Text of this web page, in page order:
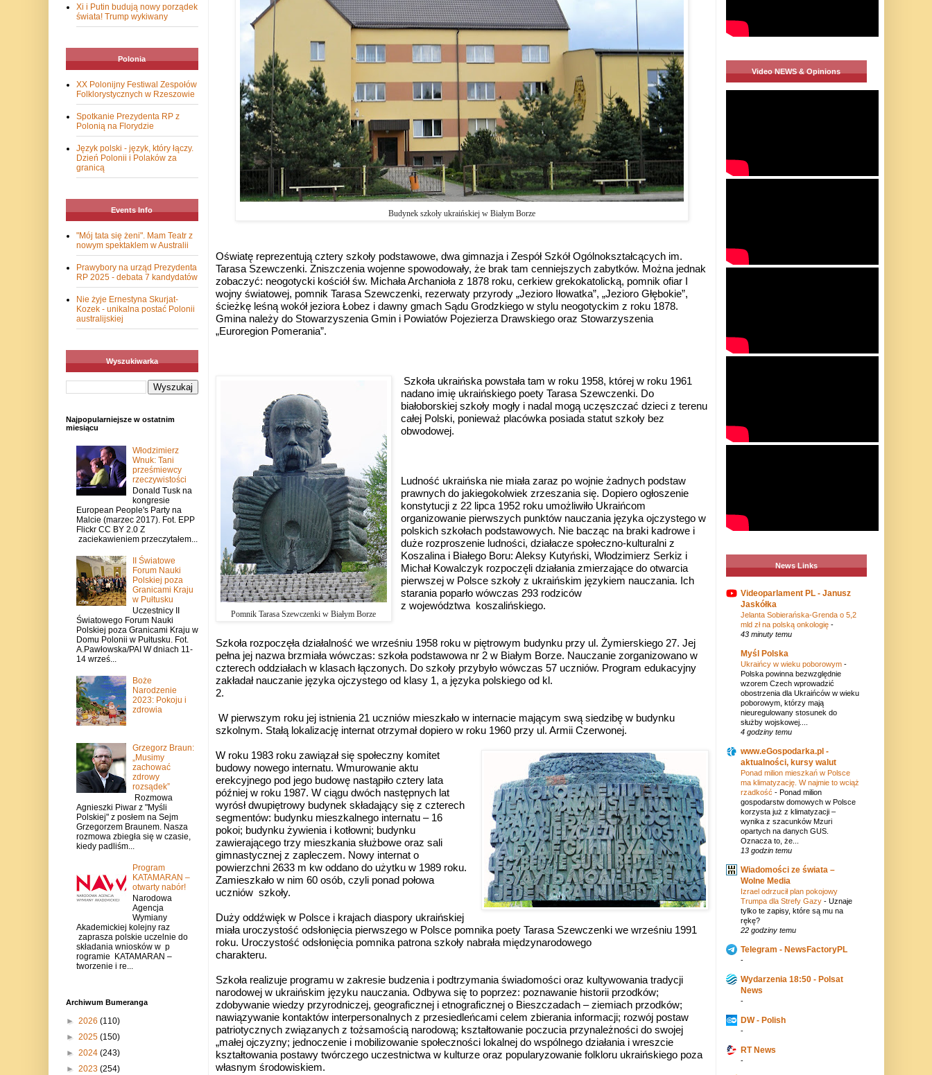
Budynek szkoły ukraińskiej w Białym Borze
Oświatę reprezentują cztery szkoły podstawowe, dwa gimnazja i Zespół Szkół Ogólnokształcących im.
Tarasa Szewczenki. Zniszczenia wojenne spowodowały, że brak tam cenniejszych zabytków. Można jednak
zobaczyć: neogotycki kościół św. Michała Archaniołaz 1878 roku, cerkiew grekokatolicką, pomnik ofiar I
wojny światowej, pomnik Tarasa Szewczenki, rezerwaty przyrody „Jezioro Iłowatka”, „Jezioro Głębokie”,
ścieżkę leśną wokół jeziora Łobez i dawny gmach Sądu Grodzkiego w stylu neogotyckim z roku 1878.
Gmina należy do Stowarzyszenia Gmin i Powiatów Pojezierza Drawskiegooraz Stowarzyszenia
„Euroregion Pomerania”.
Pomnik Tarasa Szewczenki w Białym Borze
Szkoła ukraińska powstała tam w roku 1958, której w roku 1961
nadano imię ukraińskiego poety Tarasa Szewczenki. Do
białoborskiej szkoły mogły i nadal mogą uczęszczać dzieci z terenu
całej Polski, ponieważ placówka posiada statut szkoły bez
obwodowej.
Ludność ukraińska nie miała zaraz po wojnie żadnych podstaw
prawnych do jakiegokolwiek zrzeszania się. Dopiero ogłoszenie
konstytucji z 22 lipca 1952 roku umożliwiło Ukraińcom
organizowanie pierwszych punktów nauczania języka ojczystego w
polskich szkołach podstawowych. Nie bacząc na braki kadrowe i
duże rozproszenie ludności, działacze społeczno-kulturalni z
Koszalina i Białego Boru: Aleksy Kutyński, Włodzimierz Serkiz i
Michał Kowalczyk rozpoczęli działania zmierzające do otwarcia
pierwszej w Polsce szkoły z ukraińskim językiem nauczania. Ich
starania poparło wówczas 293 rodziców
z województwa koszalińskiego.
Szkoła rozpoczęła działalność we wrześniu 1958 roku w piętrowym budynku przy ul. Żymierskiego 27. Jej
pełna jej nazwa brzmiała wówczas: szkoła podstawowa nr 2 w Białym Borze. Nauczanie zorganizowano w
czterech oddziałach w klasach łączonych. Do szkoły przybyło wówczas 57 uczniów. Program edukacyjny
zakładał nauczanie języka ojczystego od klasy 1, a języka polskiego od kl.
2.
W pierwszym roku jej istnienia 21 uczniów mieszkało w internacie mającym swą siedzibę w budynku
szkolnym. Stałą lokalizację internat otrzymał dopiero w roku 1960 przy ul. Armii Czerwonej.
W roku 1983 roku zawiązał się społeczny komitet
budowy nowego internatu. Wmurowanie aktu
erekcyjnego pod jego budowę nastąpiło cztery lata
później w roku 1987. W ciągu dwóch następnych lat
wyrósł dwupiętrowy budynek składający się z czterech
segmentów: budynku mieszkalnego internatu – 16
pokoi; budynku żywienia i kotłowni; budynku
zawierającego trzy mieszkania służbowe oraz sali
gimnastycznej z zapleczem. Nowy internat o
powierzchni 2633 m kw oddano do użytku w 1989 roku.
Zamieszkało w nim 60 osób, czyli ponad połowa
uczniów szkoły.
Duży oddźwięk w Polsce i krajach diaspory ukraińskiej
miała uroczystość odsłonięcia pierwszego w Polsce pomnika poety Tarasa Szewczenki we wrześniu 1991
roku. Uroczystość odsłonięcia pomnika patrona szkoły nabrała międzynarodowego
charakteru.
Szkoła realizuje programu w zakresie budzenia i podtrzymania świadomości oraz kultywowania tradycji
narodowej w ukraińskim języku nauczania. Odbywa się to poprzez: poznawanie historii przodków;
zdobywanie wiedzy przyrodniczej, geograficznej i etnograficznej o Bieszczadach – ziemiach przodków;
nawiązywanie kontaktów interpersonalnych z przesiedleńcami celem zbierania informacji; rozwój postaw
patriotycznych związanych z tożsamością narodową; kształtowanie poczucia przynależności do swojej
„małej ojczyzny; jednoczenie i mobilizowanie społeczności lokalnej do wspólnego działania i wreszcie
kształtowania postawy twórczego uczestnictwa w kulturze oraz popularyzowanie folkloru ukraińskiego poza
własnym środowiskiem.
Xi i Putin budują nowy porządek
świata! Trump wykiwany
Polonia
XX Polonijny Festiwal Zespołów
Folklorystycznych w Rzeszowie
Spotkanie Prezydenta RP z
Polonią na Florydzie
Język polski - język, który łączy.
Dzień Polonii i Polaków za
granicą
Events Info
"Mój tata się żeni". Mam Teatr z
nowym spektaklem w Australii
Prawybory na urząd Prezydenta
RP 2025 - debata 7 kandydatów
Nie żyje Ernestyna Skurjat-
Kozek - unikalna postać Polonii
australijskiej
Wyszukiwarka
Najpopularniejsze w ostatnim
miesiącu
Włodzimierz
Wnuk: Tani
prześmiewcy
rzeczywistości
Donald Tusk na
kongresie
European People's Party na
Malcie (marzec 2017). Fot. EPP
Flickr CC BY 2.0 Z
zaciekawieniem przeczytałem...
II Światowe
Forum Nauki
Polskiej poza
Granicami Kraju
w Pułtusku
Uczestnicy II
Światowego Forum Nauki
Polskiej poza Granicami Kraju w
Domu Polonii w Pułtusku. Fot.
A.Pawłowska/PAI W dniach 11-
14 wrześ...
Boże
Narodzenie
2023: Pokoju i
zdrowia
Grzegorz Braun:
„Musimy
zachować
zdrowy
rozsądek”
Rozmowa
Agnieszki Piwar z "Myśli
Polskiej" z posłem na Sejm
Grzegorzem Braunem. Nasza
rozmowa zbiegła się w czasie,
kiedy padliśm...
Program
KATAMARAN –
otwarty nabór!
Narodowa
Agencja
Wymiany
Akademickiej kolejny raz
zaprasza polskie uczelnie do
składania wniosków w p
rogramie KATAMARAN –
tworzenie i re...
Archiwum Bumeranga
► 2026 (110)
► 2025 (150)
► 2024 (243)
► 2023 (254)
Video NEWS & Opinions
News Links
Videoparlament PL - Janusz
Jaskółka
Jelanta Sobierańska-Grenda o 5,2
mld zł na polską onkologię -
43 minuty temu
Myśl Polska
Ukraińcy w wieku poborowym -
Polska powinna bezwzględnie
wzorem Czech wprowadzić
obostrzenia dla Ukraińców w wieku
poborowym, którzy mają
nieuregulowany stosunek do
służby wojskowej....
4 godziny temu
www.eGospodarka.pl -
aktualności, kursy walut
Ponad milion mieszkań w Polsce
ma klimatyzację. W najmie to wciąż
rzadkość - Ponad milion
gospodarstw domowych w Polsce
korzysta już z klimatyzacji –
wynika z szacunków Mzuri
opartych na danych GUS.
Oznacza to, że...
13 godzin temu
Wiadomości ze świata –
Wolne Media
Izrael odrzucił plan pokojowy
Trumpa dla Strefy Gazy - Uznaje
tylko te zapisy, które są mu na
rękę?
22 godziny temu
Telegram - NewsFactoryPL
-
Wydarzenia 18:50 - Polsat
News
-
DW - Polish
-
RT News
-